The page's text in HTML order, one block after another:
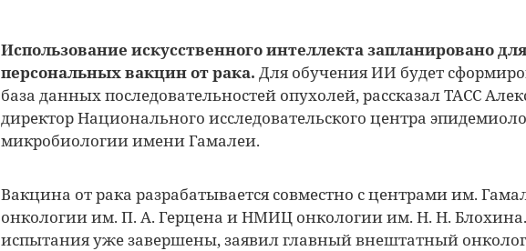
Использование искусственного интеллекта запланировано
персональных вакцин от рака. Для обучения ИИ будет
база данных последовательностей опухолей, рассказал ТАСС
директор Национального исследовательского центра
микробиологии имени Гамалеи.
Вакцина от рака разрабатывается совместно с центрами им.
онкологии им. П. А. Герцена и НМИЦ онкологии им. Н. Н.
испытания уже завершены, заявил главный внештатный